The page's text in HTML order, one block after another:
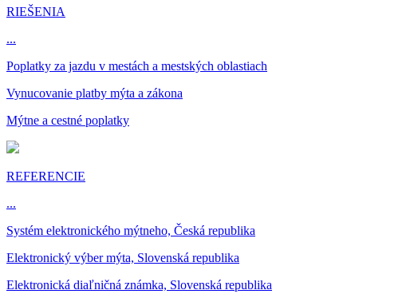
RIEŠENIA
...
Poplatky za jazdu v mestách a mestských oblastiach
Vynucovanie platby mýta a zákona
Mýtne a cestné poplatky
REFERENCIE
...
Systém elektronického mýtneho, Česká republika
Elektronický výber mýta, Slovenská republika
Elektronická diaľničná známka, Slovenská republika